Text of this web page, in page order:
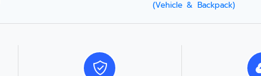
(Vehicle & Backpack)